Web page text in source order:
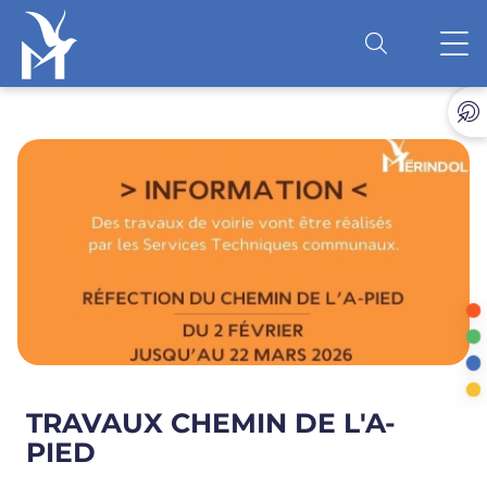
TRAVAUX CHEMIN DE L'A-
PIED